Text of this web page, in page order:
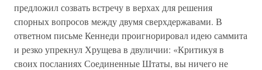
предложил созвать встречу в верхах для решения
спорных вопросов между двумя сверхдержавами. В
ответном письме Кеннеди проигнорировал идею саммита
и резко упрекнул Хрущева в двуличии: «Критикуя в
своих посланиях Соединенные Штаты, вы ничего не